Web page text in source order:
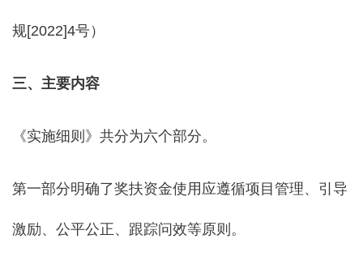
规[2022]4号）
三、 主要内容
《实施细则》共分为六个部分。
第一部分明确了奖扶资金使用应遵循项目管理、引导
激励、公平公正、跟踪问效等原则。